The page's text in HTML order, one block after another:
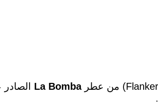
La Bomba الصادر عام ٢٠٢٥، وكما حدث مع